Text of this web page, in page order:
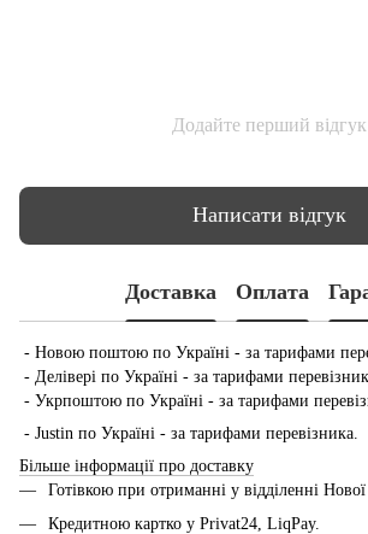
Додайте перший відгук
Написати відгук
Доставка Оплата
- Новою поштою по Україні - за тарифами
- Делівері по Україні - за тарифами
- Укрпоштою по Україні - за тарифами
- Justin по Україні - за тарифами перевізника.
Більше інформації про доставку
Готівкою при отриманні у відділенні
Кредитною картко у Privat24, LiqPay.